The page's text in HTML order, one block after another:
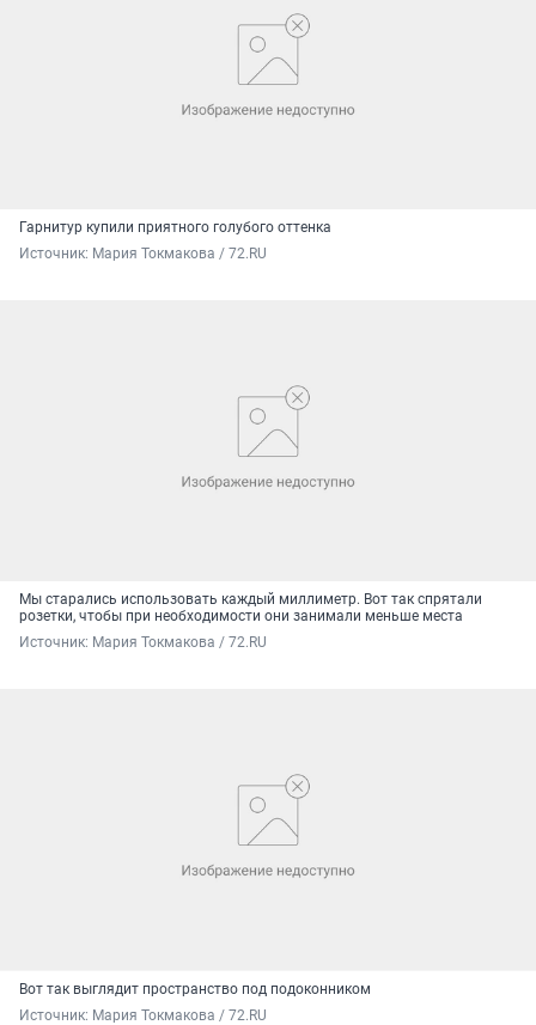
Гарнитур купили приятного голубого оттенка
Источник: Мария Токмакова / 72.RU
Мы старались использовать каждый миллиметр. Вот так спрятали
розетки, чтобы при необходимости они занимали меньше места
Источник: Мария Токмакова / 72.RU
Вот так выглядит пространство под подоконником
Источник: Мария Токмакова / 72.RU